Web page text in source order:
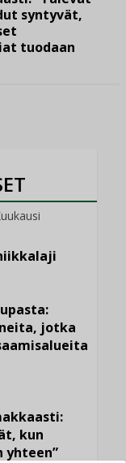
syntyvät,
tuodaan
jotka
kun